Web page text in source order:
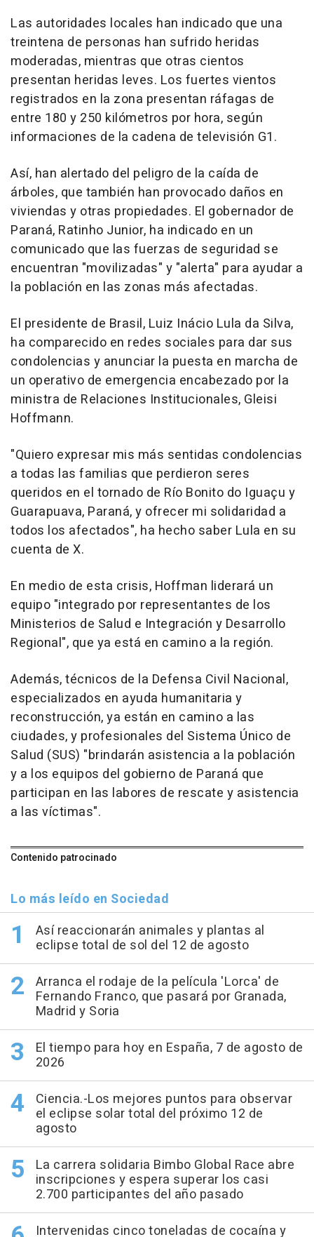
Las autoridades locales han indicado que una
treintena de personas han sufrido heridas
moderadas, mientras que otras cientos
presentan heridas leves. Los fuertes vientos
registrados en la zona presentan ráfagas de
entre 180 y 250 kilómetros por hora, según
informaciones de la cadena de televisión G1.
Así, han alertado del peligro de la caída de
árboles, que también han provocado daños en
viviendas y otras propiedades. El gobernador de
Paraná, Ratinho Junior, ha indicado en un
comunicado que las fuerzas de seguridad se
encuentran "movilizadas" y "alerta" para ayudar a
la población en las zonas más afectadas.
El presidente de Brasil, Luiz Inácio Lula da Silva,
ha comparecido en redes sociales para dar sus
condolencias y anunciar la puesta en marcha de
un operativo de emergencia encabezado por la
ministra de Relaciones Institucionales, Gleisi
Hoffmann.
"Quiero expresar mis más sentidas condolencias
a todas las familias que perdieron seres
queridos en el tornado de Río Bonito do Iguaçu y
Guarapuava, Paraná, y ofrecer mi solidaridad a
todos los afectados", ha hecho saber Lula en su
cuenta de X.
En medio de esta crisis, Hoffman liderará un
equipo "integrado por representantes de los
Ministerios de Salud e Integración y Desarrollo
Regional", que ya está en camino a la región.
Además, técnicos de la Defensa Civil Nacional,
especializados en ayuda humanitaria y
reconstrucción, ya están en camino a las
ciudades, y profesionales del Sistema Único de
Salud (SUS) "brindarán asistencia a la población
y a los equipos del gobierno de Paraná que
participan en las labores de rescate y asistencia
a las víctimas".
Contenido patrocinado
Lo más leído en Sociedad
Así reaccionarán animales y plantas al
eclipse total de sol del 12 de agosto
Arranca el rodaje de la película 'Lorca' de
Fernando Franco, que pasará por Granada,
Madrid y Soria
El tiempo para hoy en España, 7 de agosto de
2026
Ciencia.-Los mejores puntos para observar
el eclipse solar total del próximo 12 de
agosto
La carrera solidaria Bimbo Global Race abre
inscripciones y espera superar los casi
2.700 participantes del año pasado
Intervenidas cinco toneladas de cocaína y